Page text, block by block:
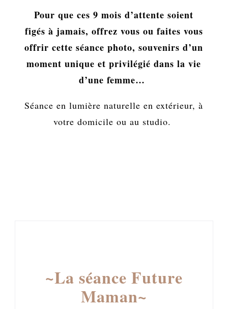
Pour que ces 9 mois d’attente soient
figés à jamais, offrez vous ou faites vous
offrir cette séance photo, souvenirs d’un
moment unique et privilégié dans la vie
d’une femme…
Séance en lumière naturelle en extérieur, à
votre domicile ou au studio.
~La séance Future
Maman~